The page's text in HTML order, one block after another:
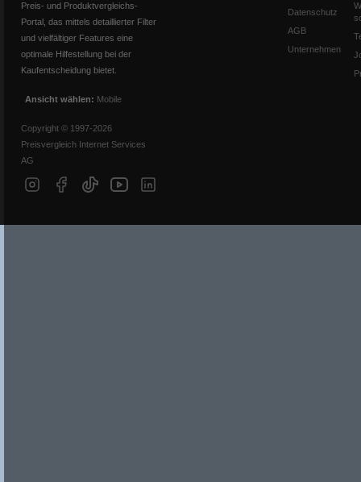
Preis- und Produktvergleichs-
Portal, das mittels detaillierter Filter
und vielfältiger Features eine
optimale Hilfestellung bei der
Kaufentscheidung bietet.
Ansicht wählen: Mobile
Copyright © 1997-2026
Preisvergleich Internet Services
AG
Datenschutz
AGB
Unternehmen